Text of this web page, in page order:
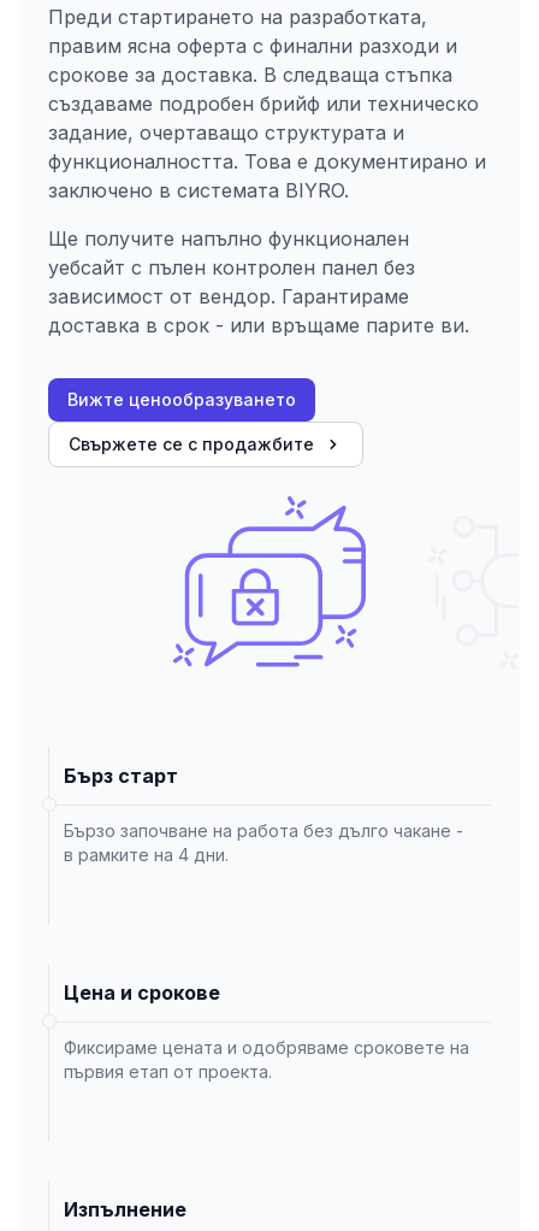
Преди стартирането на разработката,
правим ясна оферта с финални разходи и
срокове за доставка. В следваща стъпка
създаваме подробен брийф или техническо
задание, очертаващо структурата и
функционалността. Това е документирано и
заключено в системата BIYRO.
Ще получите напълно функционален
уебсайт с пълен контролен панел без
зависимост от вендор. Гарантираме
доставка в срок - или връщаме парите ви.
Вижте ценообразуването
Свържете се с продажбите
Бърз старт
Бързо започване на работа без дълго чакане -
в рамките на 4 дни.
Цена и срокове
Фиксираме цената и одобряваме сроковете на
първия етап от проекта.
Изпълнение